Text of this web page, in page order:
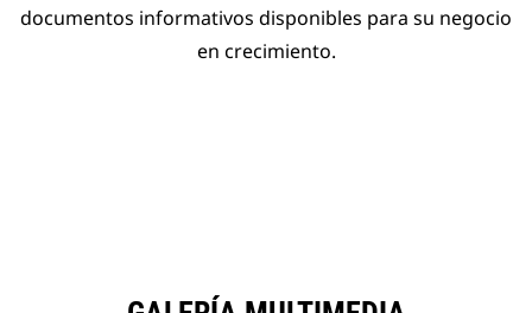
documentos informativos disponibles para su negocio
en crecimiento.